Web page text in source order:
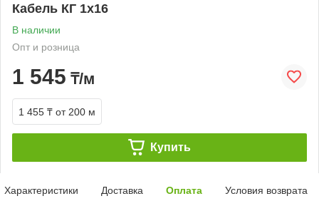
Кабель КГ 1х16
В наличии
Опт и розница
1 545 ₸/м
1 455 ₸ от 200 м
Купить
Характеристики Доставка Оплата Условия возврата